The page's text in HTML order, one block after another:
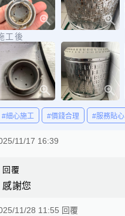
工後
#細心施工 #價錢合理 #服務貼心
11/17 16:39
回覆
感謝您
11/28 11:55 回覆